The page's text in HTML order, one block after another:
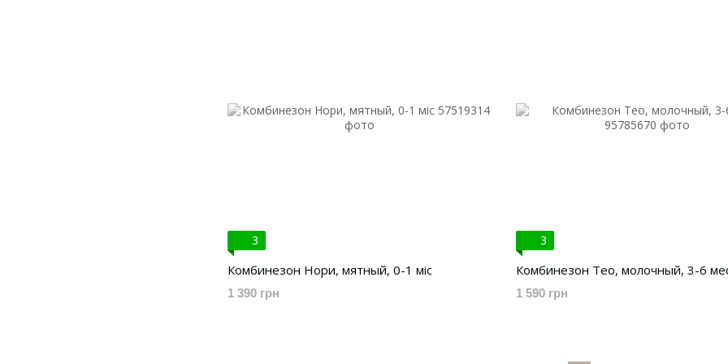
3
Комбинезон Нори, мятный, 0-1 міс
1 390 грн
3
Комбинезон Тео, молочный, 3-6
1 590 грн